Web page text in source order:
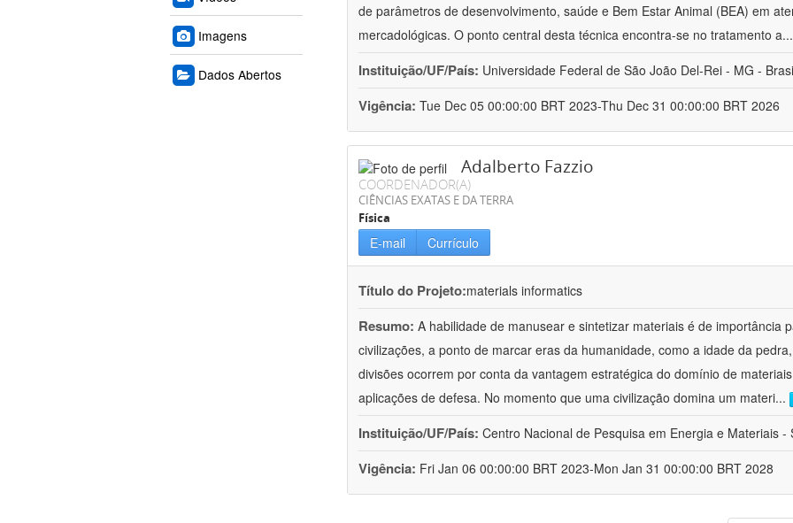
Imagens
Dados Abertos
de parâmetros de desenvolvimento, saúde e Bem Estar Animal (BEA) em
mercadológicas. O ponto central desta técnica encontra-se no tratamento a
Instituição/UF/País: Universidade Federal de São João Del-Rei - MG -
Vigência: Tue Dec 05 00:00:00 BRT 2023-Thu Dec 31 00:00:00 BRT 2026
Adalberto Fazzio
COORDENADOR(A)
CIÊNCIAS EXATAS E DA TERRA
Física
E-mail Currículo
Título do Projeto:materials informatics
Resumo: A habilidade de manusear e sintetizar materiais é de importância
civilizações, a ponto de marcar eras da humanidade, como a idade da
divisões ocorrem por conta da vantagem estratégica do domínio de
aplicações de defesa. No momento que uma civilização domina um materi...
Instituição/UF/País: Centro Nacional de Pesquisa em Energia e Materiais -
Vigência: Fri Jan 06 00:00:00 BRT 2023-Mon Jan 31 00:00:00 BRT 2028